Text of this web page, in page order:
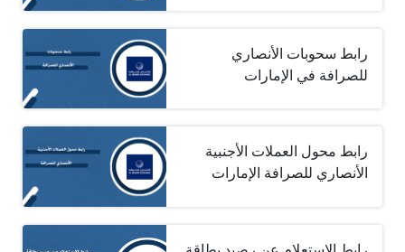
رابط سحوبات الأنصاري
للصرافة في الإمارات
رابط محول العملات الأجنبية
الأنصاري للصرافة الإمارات